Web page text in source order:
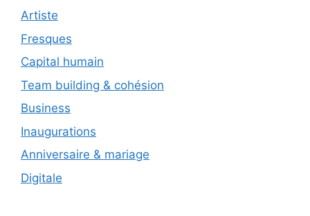
Artiste
Fresques
Capital humain
Team building & cohésion
Business
Inaugurations
Anniversaire & mariage
Digitale